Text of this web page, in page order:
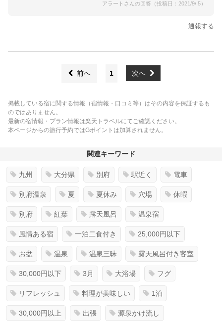
アラートさんの回答（投稿日：2021/9/ 5）
通報する
前へ 1 次へ
掲載している宿に関する情報（宿情報・口コミ等）はその内容を保証するも
のではありません。
最新の宿情報・プラン情報は楽天トラベルにてご確認ください。
本ページからの旅行予約ではGポイントは加算されません。
関連キーワード
九州 大分県 別府 駅近く 電車
別府温泉 夏 夏休み 穴場 休暇
別府 紅葉 露天風呂 温泉宿
風情ある宿 一泊二食付き 25,000円以下
お盆 温泉 温泉三昧 露天風呂付き客室
30,000円以下 3月 大浴場 フグ
リフレッシュ 料理が美味しい 1泊
30,000円以上 出張 源泉かけ流し